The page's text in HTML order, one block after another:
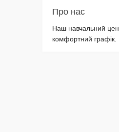
Про нас
Наш навчальний
комфортний графік.